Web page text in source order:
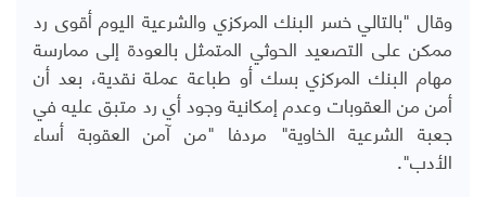
وقال "بالتالي خسر البنك المركزي والشرعية اليوم أقوى رد
ممكن على التصعيد الحوثي المتمثل بالعودة إلى ممارسة
مهام البنك المركزي بسك أو طباعة عملة نقدية، بعد أن
أمن من العقوبات وعدم إمكانية وجود أي رد متبق عليه في
جعبة الشرعية الخاوية" مردفا "من آمن العقوبة أساء
الأدب".